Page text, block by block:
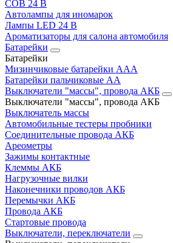
COB 24 В
Автолампы для иномарок
Лампы LED 24 B
Ароматизаторы для салона автомобиля
Батарейки
Батарейки
Мизинчиковые батарейки AAA
Батарейки пальчиковые АА
Выключатели "массы", провода АКБ
Выключатели "массы", провода АКБ
Выключатель массы
Автомобильные тестеры пробники
Соединительные провода АКБ
Ареометры
Зажимы контактные
Клеммы АКБ
Нагрузочные вилки
Наконечники проводов АКБ
Перемычки АКБ
Провода АКБ
Стартовые провода
Выключатели, переключатели